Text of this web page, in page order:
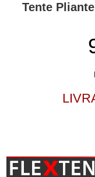
Tente